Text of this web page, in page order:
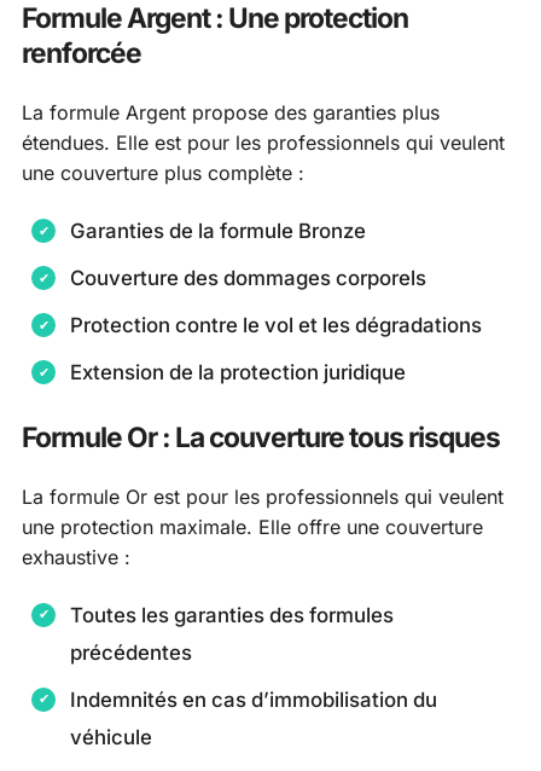
Formule Argent : Une protection
renforcée
La formule Argent propose des garanties plus
étendues. Elle est pour les professionnels qui veulent
une couverture plus complète :
Garanties de la formule Bronze
Couverture des dommages corporels
Protection contre le vol et les dégradations
Extension de la protection juridique
Formule Or : La couverture tous risques
La formule Or est pour les professionnels qui veulent
une protection maximale. Elle offre une couverture
exhaustive :
Toutes les garanties des formules
précédentes
Indemnités en cas d’immobilisation du
véhicule